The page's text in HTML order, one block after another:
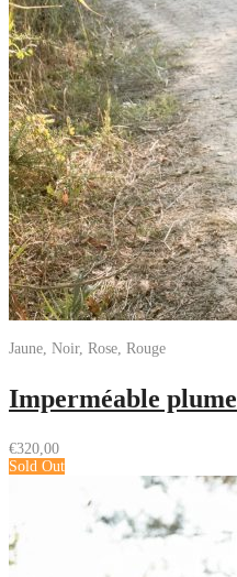
Jaune, Noir, Rose, Rouge
Imperméable plume
€320,00
Sold Out